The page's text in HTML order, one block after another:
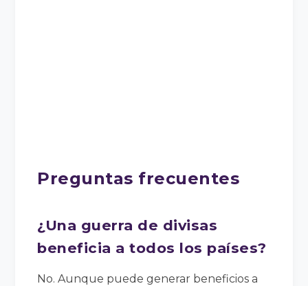
Preguntas frecuentes
¿Una guerra de divisas
beneficia a todos los países?
No. Aunque puede generar beneficios a